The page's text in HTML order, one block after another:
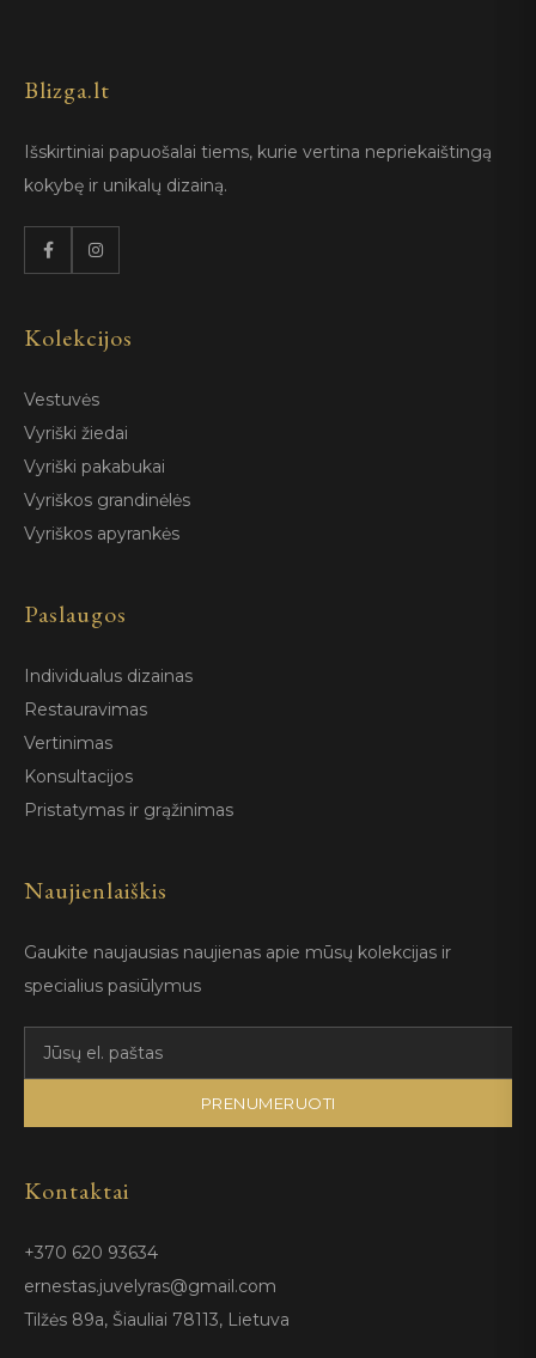
Blizga.lt
Išskirtiniai papuošalai tiems, kurie vertina nepriekaištingą
kokybę ir unikalų dizainą.
Kolekcijos
Vestuvės
Vyriški žiedai
Vyriški pakabukai
Vyriškos grandinėlės
Vyriškos apyrankės
Paslaugos
Individualus dizainas
Restauravimas
Vertinimas
Konsultacijos
Pristatymas ir grąžinimas
Naujienlaiškis
Gaukite naujausias naujienas apie mūsų kolekcijas ir
specialius pasiūlymus
PRENUMERUOTI
Kontaktai
+370 620 93634
ernestas.juvelyras@gmail.com
Tilžės 89a, Šiauliai 78113, Lietuva